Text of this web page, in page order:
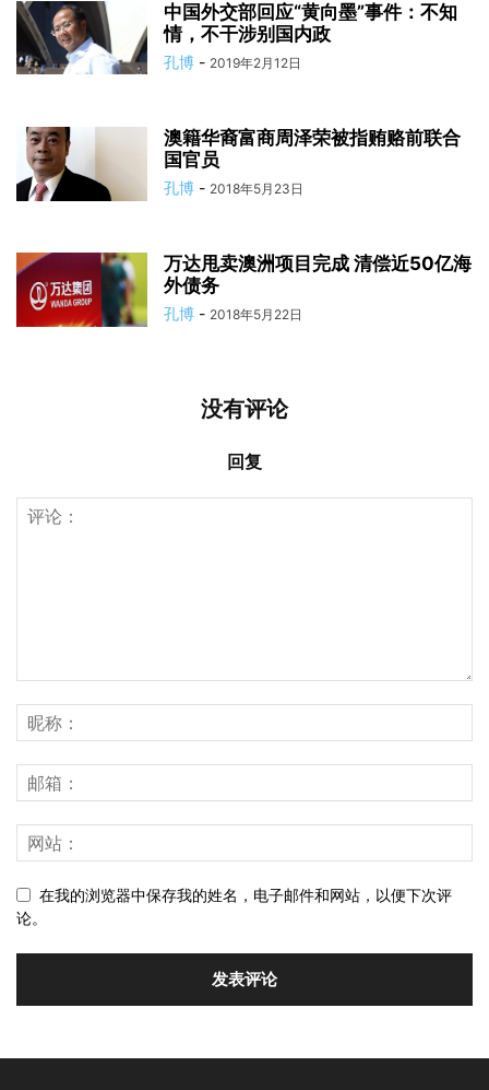
中国外交部回应“黄向墨”事件：不知
情，不干涉别国内政
孔博 - 2019年2月12日
澳籍华裔富商周泽荣被指贿赂前联合
国官员
孔博 - 2018年5月23日
万达甩卖澳洲项目完成 清偿近50亿海
外债务
孔博 - 2018年5月22日
没有评论
回复
在我的浏览器中保存我的姓名，电子邮件和网站，以便下次评
论。